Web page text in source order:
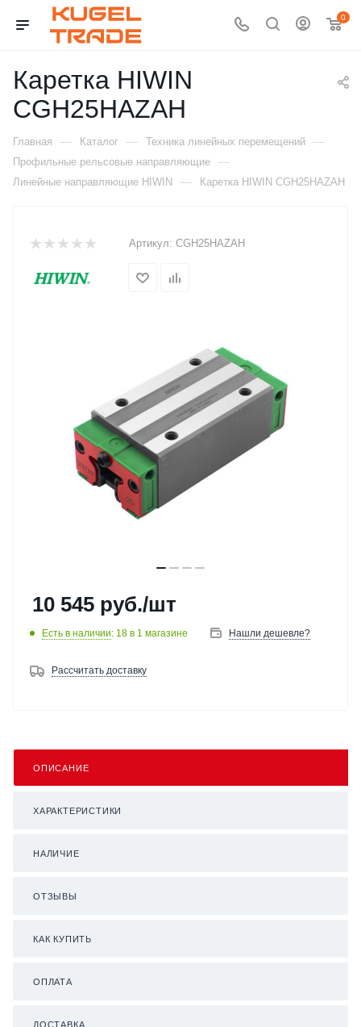
0
Каретка HIWIN
CGH25HAZAH
Главная — Каталог — Техника линейных перемещений —
Профильные рельсовые направляющие —
Линейные направляющие HIWIN — Каретка HIWIN CGH25HAZAH
Артикул: CGH25HAZAH
10 545 руб./шт
Есть в наличии: 18 в 1 магазине Нашли дешевле?
Рассчитать доставку
ОПИСАНИЕ
ХАРАКТЕРИСТИКИ
НАЛИЧИЕ
ОТЗЫВЫ
КАК КУПИТЬ
ОПЛАТА
ДОСТАВКА